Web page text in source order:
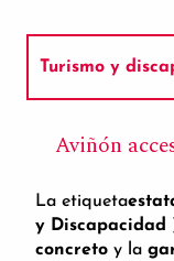
Turismo y
Enfoque de
Aviñón
La etiqueta
y Discapacidad
concreto y la